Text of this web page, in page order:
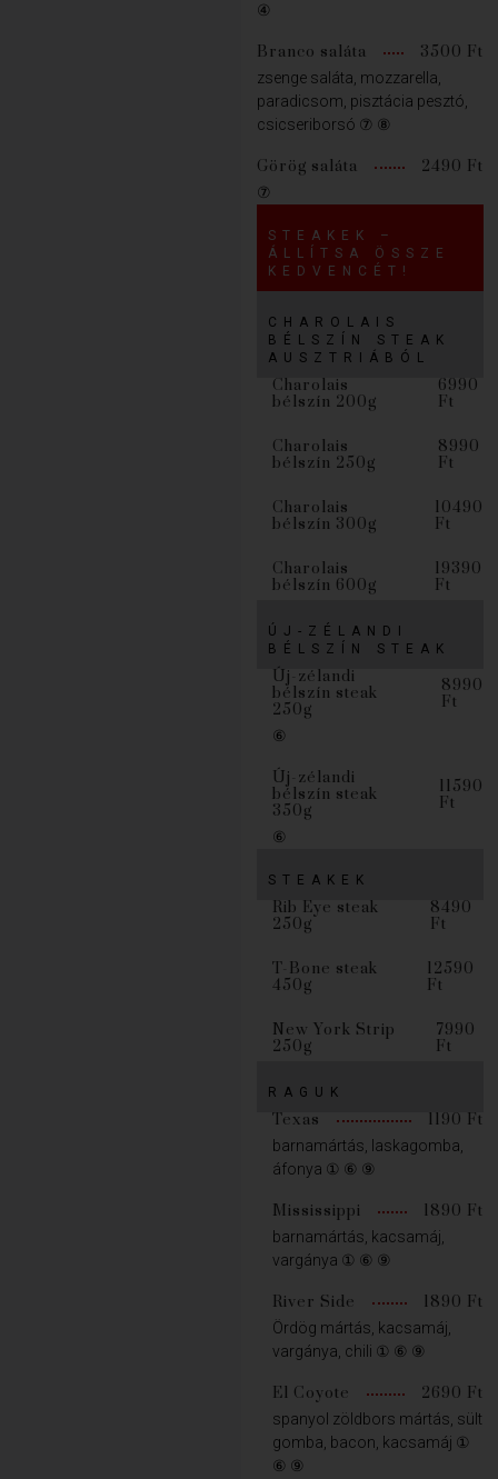
④
Branco saláta 3500 Ft
zsenge saláta, mozzarella,
paradicsom, pisztácia pesztó,
csicseriborsó ⑦ ⑧
Görög saláta 2490 Ft
⑦
STEAKEK –
ÁLLÍTSA ÖSSZE
KEDVENCÉT!
CHAROLAIS
BÉLSZÍN STEAK
AUSZTRIÁBÓL
Charolais
bélszín 200g
6990
Ft
Charolais
bélszín 250g
8990
Ft
Charolais
bélszín 300g
10490
Ft
Charolais
bélszín 600g
19390
Ft
ÚJ-ZÉLANDI
BÉLSZÍN STEAK
Új-zélandi
bélszín steak
250g
8990
Ft
⑥
Új-zélandi
bélszín steak
350g
11590
Ft
⑥
STEAKEK
Rib Eye steak
250g
8490
Ft
T-Bone steak
450g
12590
Ft
New York Strip
250g
7990
Ft
RAGUK
Texas 1190 Ft
barnamártás, laskagomba,
áfonya ① ⑥ ⑨
Mississippi 1890 Ft
barnamártás, kacsamáj,
vargánya ① ⑥ ⑨
River Side 1890 Ft
Ördög mártás, kacsamáj,
vargánya, chili ① ⑥ ⑨
El Coyote 2690 Ft
spanyol zöldbors mártás, sült
gomba, bacon, kacsamáj ①
⑥ ⑨